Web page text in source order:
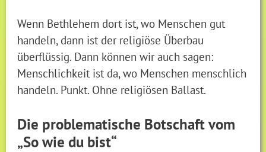
Wenn Bethlehem dort ist, wo Menschen gut
handeln, dann ist der religiöse Überbau
überflüssig. Dann können wir auch sagen:
Menschlichkeit ist da, wo Menschen menschlich
handeln. Punkt. Ohne religiösen Ballast.
Die problematische Botschaft vom
„So wie du bist“